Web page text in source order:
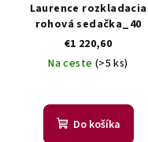
Laurence rozkladacia
rohová sedačka_40
€1 220,60
Na ceste (>5 ks)
Do košíka